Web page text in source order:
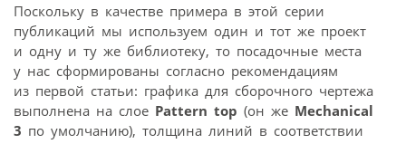
Поскольку в качестве примера в этой серии
публикаций мы используем один и тот же проект
и одну и ту же библиотеку, то посадочные места
у нас сформированы согласно рекомендациям
из первой статьи: графика для сборочного чертежа
выполнена на слое Pattern top (он же Mechanical
3 по умолчанию), толщина линий в соответствии